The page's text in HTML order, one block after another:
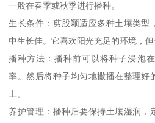
一般在春季或秋季进行播种。
生长条件：剪股颖适应多种土壤类型
中生长佳。它喜欢阳光充足的环境，但
播种方法：播种前可以将种子浸泡
率。然后将种子均匀地撒播在整理好
土。
养护管理：播种后要保持土壤湿润，